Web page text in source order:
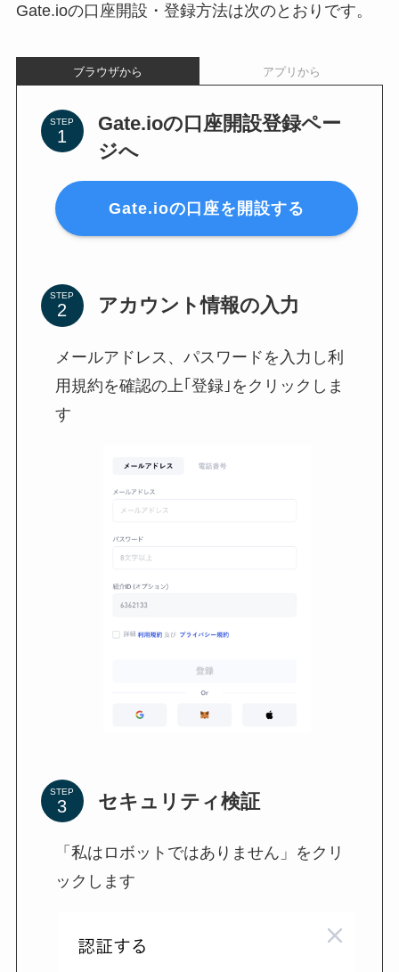
Gate.ioの口座開設・登録方法は次のとおりです。
ブラウザから アプリから
STEP
Gate.ioの口座開設登録ペー
ジへ
Gate.ioの口座を開設する
STEP アカウント情報の入力
メールアドレス、パスワードを入力し利
用規約を確認の上｢登録｣をクリックしま
す
STEP セキュリティ検証
「私はロボットではありません」をクリ
ックします